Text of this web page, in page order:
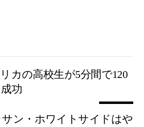
カの高校生が5分間で120
功
ン・ホワイトサイドはや